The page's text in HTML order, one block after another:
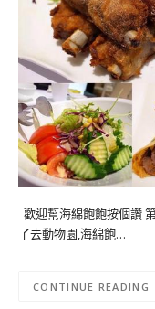
歡迎幫海綿飽飽按個讚
了去動物園,海綿飽…
CONTINUE READING